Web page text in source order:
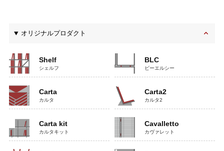
オリジナルプロダクト
Shelf
シェルフ
BLC
ビーエルシー
Carta
カルタ
Carta2
カルタ2
Carta kit
カルタキット
Cavalletto
カヴァレット